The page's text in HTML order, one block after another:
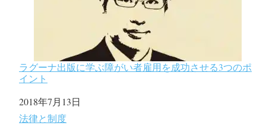
ラグーナ出版に学ぶ障がい者雇用を成功させる3つのポ
イント
日付
2018年7月13日
関連理由
法律と制度